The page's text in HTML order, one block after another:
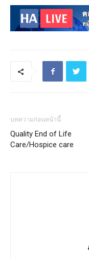
บทความก่อนหน้านี้
Quality End of Life
Care/Hospice care